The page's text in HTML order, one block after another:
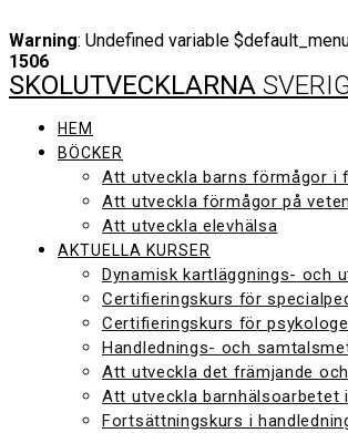
Warning: Undefined variable
1506
Hoppa
till
innehåll
SKOLUTVECKLARNA
HEM
BÖCKER
Att utveckla barns förmågor i
Att utveckla förmågor på
Att utveckla elevhälsa
AKTUELLA KURSER
Dynamisk kartläggnings- och
Certifieringskurs för
Certifieringskurs för
Handlednings- och
Att utveckla det främjande
Att utveckla barnhälsoarbetet
Fortsättningskurs i